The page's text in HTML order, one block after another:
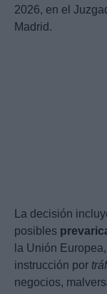
2026, en el
Madrid.
La decisión
posibles
la Unión
instrucción por
negocios,